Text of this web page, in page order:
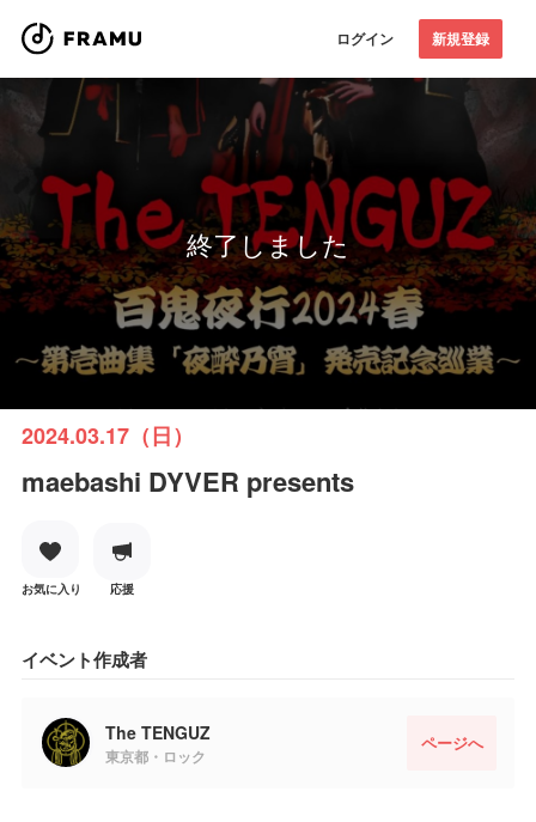
ログイン 新規登録
終了しました
2024.03.17（日）
maebashi DYVER presents
お気に入り 応援
イベント作成者
The TENGUZ
東京都・ロック
ページへ